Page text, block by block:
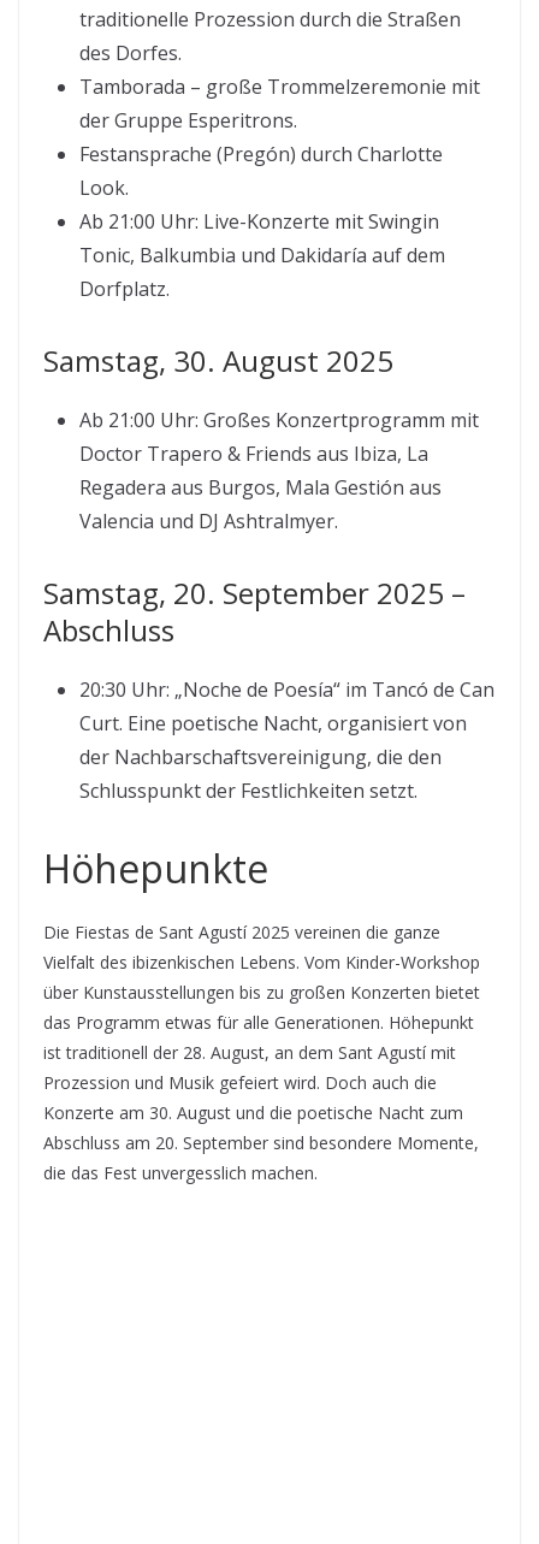
traditionelle Prozession durch die Straßen
des Dorfes.
Tamborada – große Trommelzeremonie mit
der Gruppe Esperitrons.
Festansprache (Pregón) durch Charlotte
Look.
Ab 21:00 Uhr: Live-Konzerte mit Swingin
Tonic, Balkumbia und Dakidaría auf dem
Dorfplatz.
Samstag, 30. August 2025
Ab 21:00 Uhr: Großes Konzertprogramm mit
Doctor Trapero & Friends aus Ibiza, La
Regadera aus Burgos, Mala Gestión aus
Valencia und DJ Ashtralmyer.
Samstag, 20. September 2025 –
Abschluss
20:30 Uhr: „Noche de Poesía“ im Tancó de Can
Curt. Eine poetische Nacht, organisiert von
der Nachbarschaftsvereinigung, die den
Schlusspunkt der Festlichkeiten setzt.
Höhepunkte
Die Fiestas de Sant Agustí 2025 vereinen die ganze
Vielfalt des ibizenkischen Lebens. Vom Kinder-Workshop
über Kunstausstellungen bis zu großen Konzerten bietet
das Programm etwas für alle Generationen. Höhepunkt
ist traditionell der 28. August, an dem Sant Agustí mit
Prozession und Musik gefeiert wird. Doch auch die
Konzerte am 30. August und die poetische Nacht zum
Abschluss am 20. September sind besondere Momente,
die das Fest unvergesslich machen.